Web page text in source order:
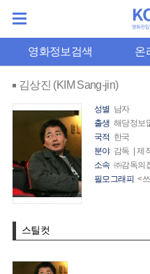
영화정보검색 온
김상진 (KIM Sang-jin)
성별 남자
출생 해당정보
국적 한국
분야 감독 | 제
소속 ㈜감독의
필모그래피 <
스틸컷